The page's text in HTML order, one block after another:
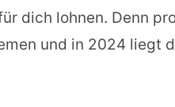
dich lohnen. Denn
und in 2024 liegt